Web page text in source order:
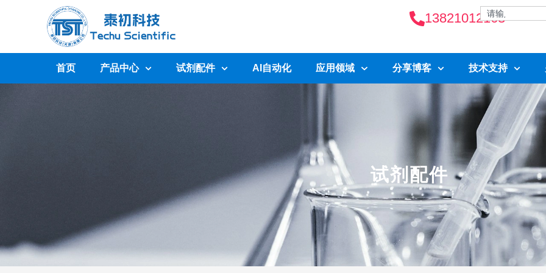
13821012163
首页 产品中心 试剂配件 AI自动化 应用领域 分享博客 技术支持
试剂配件